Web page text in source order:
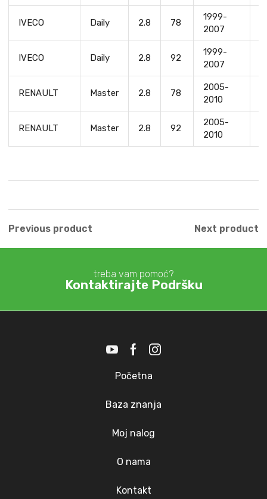
IVECO Daily 2.8 78
1999-
2007
IVECO Daily 2.8 92
1999-
2007
RENAULT Master 2.8 78
2005-
2010
RENAULT Master 2.8 92
2005-
2010
Previous product Next product
treba vam pomoć?
Kontaktirajte Podršku
Početna
Baza znanja
Moj nalog
O nama
Kontakt